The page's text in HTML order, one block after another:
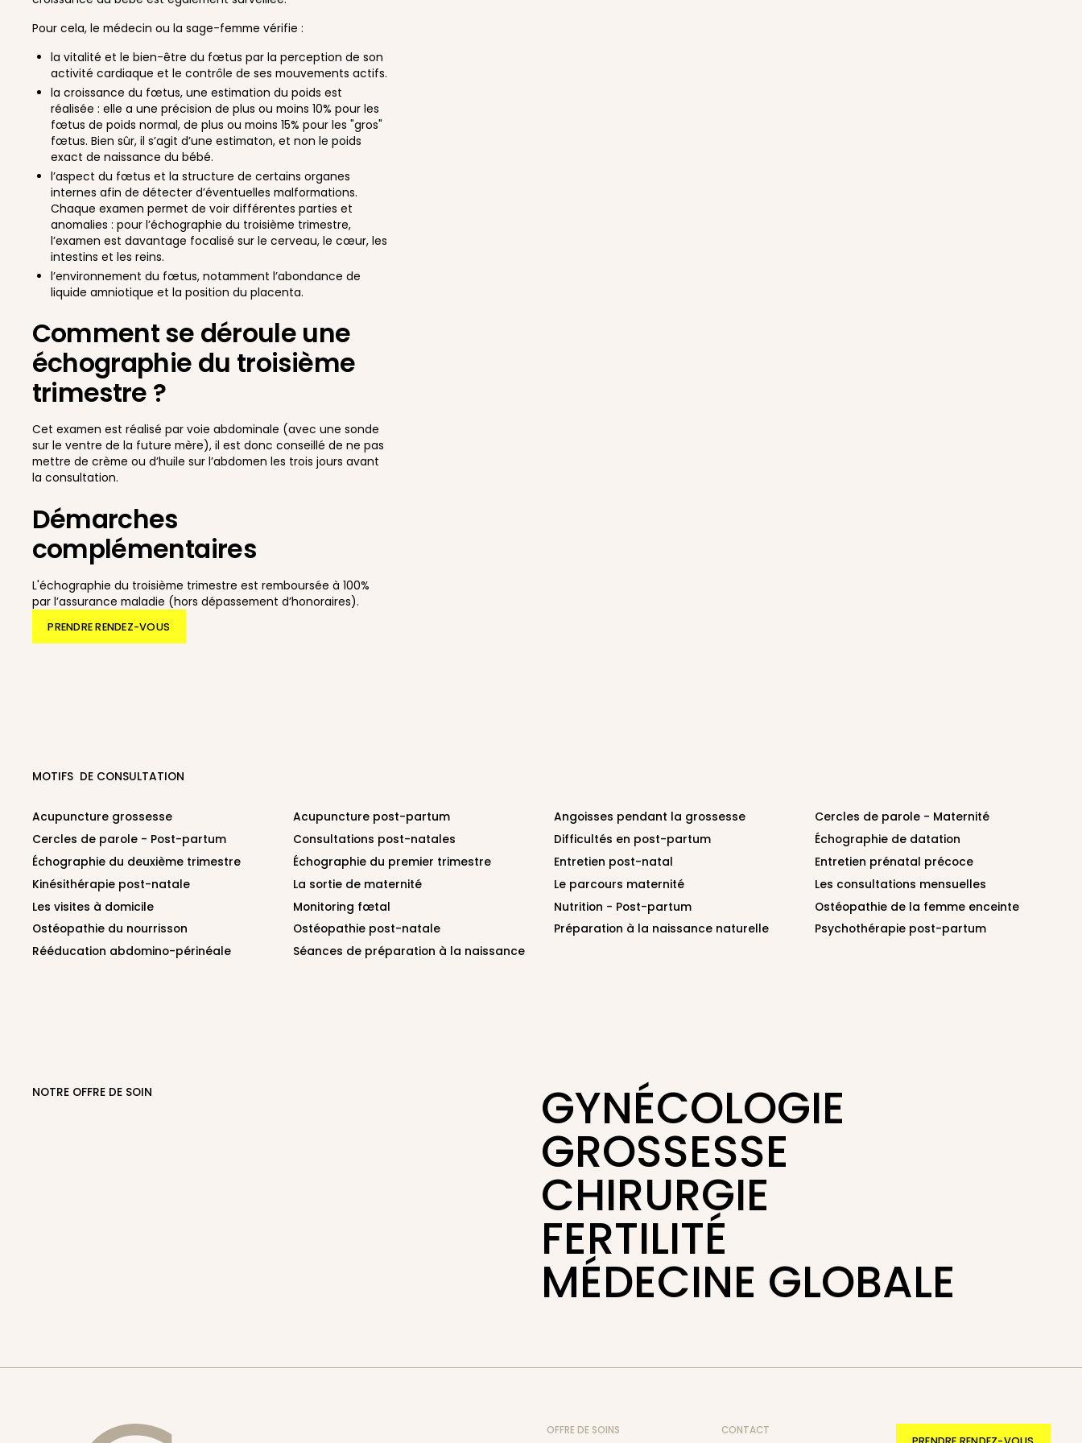
Pour cela, le médecin ou la sage-femme vérifie :
la vitalité et le bien-être du fœtus par la perception de son
activité cardiaque et le contrôle de ses mouvements actifs.
la croissance du fœtus, une estimation du poids est
réalisée : elle a une précision de plus ou moins 10% pour les
fœtus de poids normal, de plus ou moins 15% pour les "gros"
fœtus. Bien sûr, il s’agit d’une estimaton, et non le poids
exact de naissance du bébé.
l’aspect du fœtus et la structure de certains organes
internes afin de détecter d’éventuelles malformations.
Chaque examen permet de voir différentes parties et
anomalies : pour l’échographie du troisième trimestre,
l’examen est davantage focalisé sur le cerveau, le cœur, les
intestins et les reins.
l’environnement du fœtus, notamment l’abondance de
liquide amniotique et la position du placenta.
Comment se déroule une
échographie du troisième
trimestre ?
Cet examen est réalisé par voie abdominale (avec une sonde
sur le ventre de la future mère), il est donc conseillé de ne pas
mettre de crème ou d’huile sur l’abdomen les trois jours avant
la consultation.
Démarches
complémentaires
L'échographie du troisième trimestre est remboursée à 100%
par l’assurance maladie (hors dépassement d’honoraires).
PRENDRE RENDEZ-VOUS
MOTIFS DE CONSULTATION
Acupuncture grossesse Acupuncture post-partum Angoisses pendant la grossesse
Cercles de parole - Maternité
Cercles de parole - Post-partum
Consultations post-natales Difficultés en post-partum
Échographie de datation
Échographie du deuxième trimestre
Échographie du premier trimestre Entretien post-natal
Entretien prénatal précoce
Kinésithérapie post-natale
La sortie de maternité Le parcours maternité
Les consultations mensuelles
Les visites à domicile
Monitoring fœtal Nutrition - Post-partum
Ostéopathie de la femme enceinte
Ostéopathie du nourrisson
Ostéopathie post-natale Préparation à la naissance naturelle
Psychothérapie post-partum
Rééducation abdomino-périnéale
Séances de préparation à la naissance
NOTRE OFFRE DE SOIN GYNÉCOLOGIE
GROSSESSE
CHIRURGIE
FERTILITÉ
MÉDECINE GLOBALE
OFFRE DE SOINS CONTACT